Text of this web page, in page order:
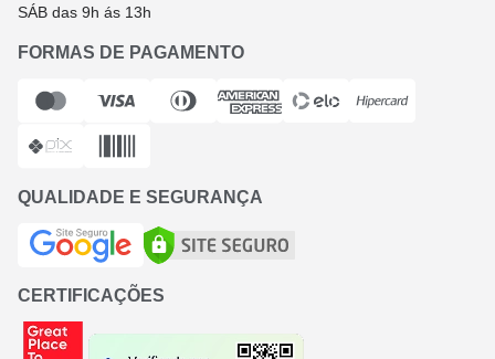
SÁB das 9h ás 13h
FORMAS DE PAGAMENTO
QUALIDADE E SEGURANÇA
CERTIFICAÇÕES